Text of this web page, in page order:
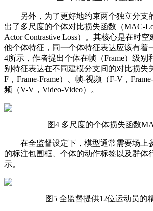
另外，为了更好地约束两个独立分支
出了多尺度的个体对比损失函数（MAC-
Actor Contrastive Loss）。其核心是在时
他个体特征，同一个体特征表达应该有着
4所示，作者提出个体在帧（Frame）级别
别特征表达在不同建模分支间的对比损失
F，Frame-Frame）、帧-视频（F-V，
频（V-V，Video-Video）。
图4 多尺度的个体损失函数
在全监督设定下，模型通常需要场上
的标注包围框、个体的动作标签以及群体
示。
图5 全监督提供12位运动员的